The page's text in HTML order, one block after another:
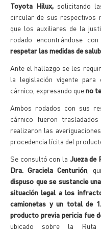
Toyota Hilux, solicitando
circular de sus respectivos
que los auxiliares de la
rodado encontrándose con
respetar las medidas de
Ante el hallazgo se les
la legislación vigente
cárnico, expresando queno
Ambos rodados con sus
cárnico fueron
realizaron las
procedencia lícita del
Se consultó con la Jueza de
Dra. Graciela Centurión ,
dispuso que se sustancie
situación legal a los
camionetas y un total de
producto previa pericia fue
ubicado sobre la Ruta